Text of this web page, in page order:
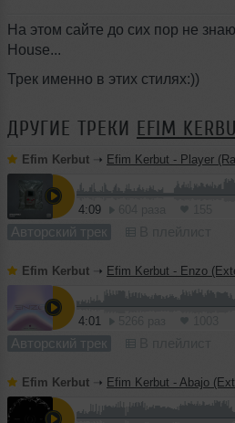
На этом сайте до сих пор не
House...
Трек именно в этих стилях:))
ДРУГИЕ ТРЕКИ EFIM
Efim Kerbut ➝ Efim Kerbut - Player
4:09
Авторский трек
Efim Kerbut ➝ Efim Kerbut - Enzo
4:01
Авторский трек
Efim Kerbut ➝ Efim Kerbut - Abajo